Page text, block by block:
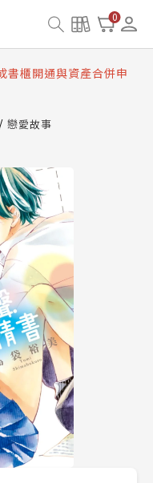
0
問題
要說明及資產合併結果
戀愛故事